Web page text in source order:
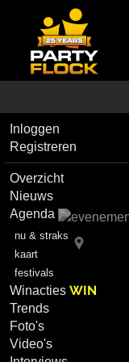
Inloggen
Registreren
Overzicht
Nieuws
Agenda
nu & straks
kaart
festivals
WinactiesWIN
Trends
Foto's
Video's